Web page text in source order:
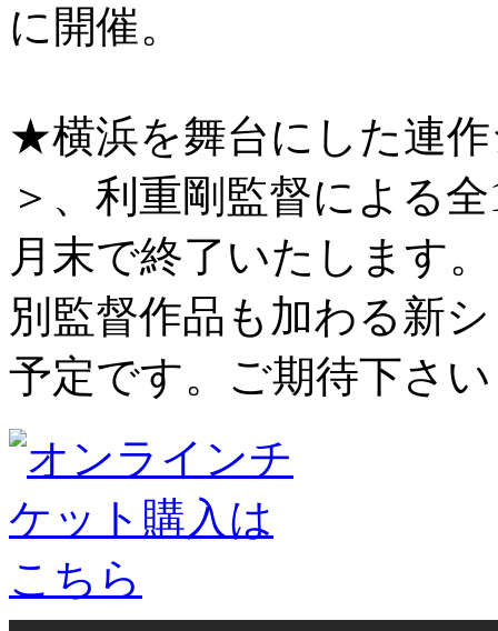
に開催。
★横浜を舞台にした連
＞、利重剛監督による
月末で終了いたします。
別監督作品も加わる新
予定です。ご期待下さ